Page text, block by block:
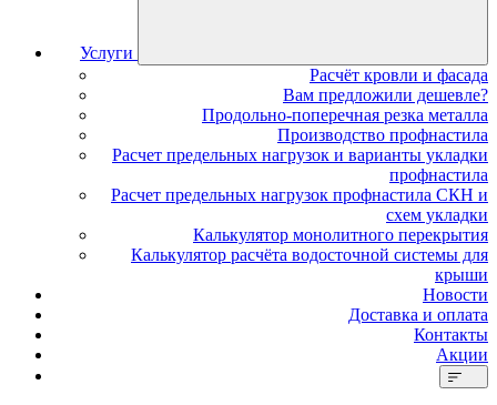
Услуги
Расчёт кровли и фасада
Вам предложили дешевле?
Продольно-поперечная резка металла
Производство профнастила
Расчет предельных нагрузок и варианты укладки
профнастила
Расчет предельных нагрузок профнастила СКН и
схем укладки
Калькулятор монолитного перекрытия
Калькулятор расчёта водосточной системы для
крыши
Новости
Доставка и оплата
Контакты
Акции